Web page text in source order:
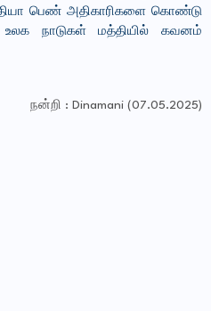
பெண் அதிகாரிகளை கொண்டு
உலக நாடுகள் மத்தியில் கவனம்
நன்றி : Dinamani (07.05.2025)